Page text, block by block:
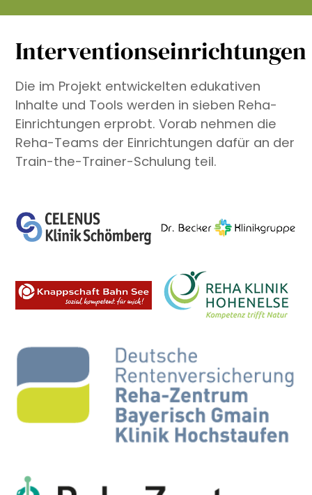
Interventionseinrichtungen
Die im Projekt entwickelten edukativen
Inhalte und Tools werden in sieben Reha-
Einrichtungen erprobt. Vorab nehmen die
Reha-Teams der Einrichtungen dafür an der
Train-the-Trainer-Schulung teil.